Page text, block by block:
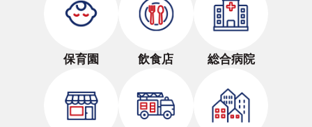
保育園 飲食店 総合病院